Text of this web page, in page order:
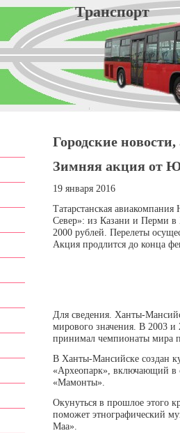
Городские
Зимняя акция от
19 января 2016
Татарстанская
Север»: из Казани и Перми в
2000 рублей. Перелеты
Акция продлится до конца
Для сведения. Ханты-
мирового значения. В 2003 и
принимал чемпионаты мира
В Ханты-Мансийске создан
«Археопарк», включающий в
«Мамонты».
Окунуться в прошлое этого
поможет этнографический
Маа».